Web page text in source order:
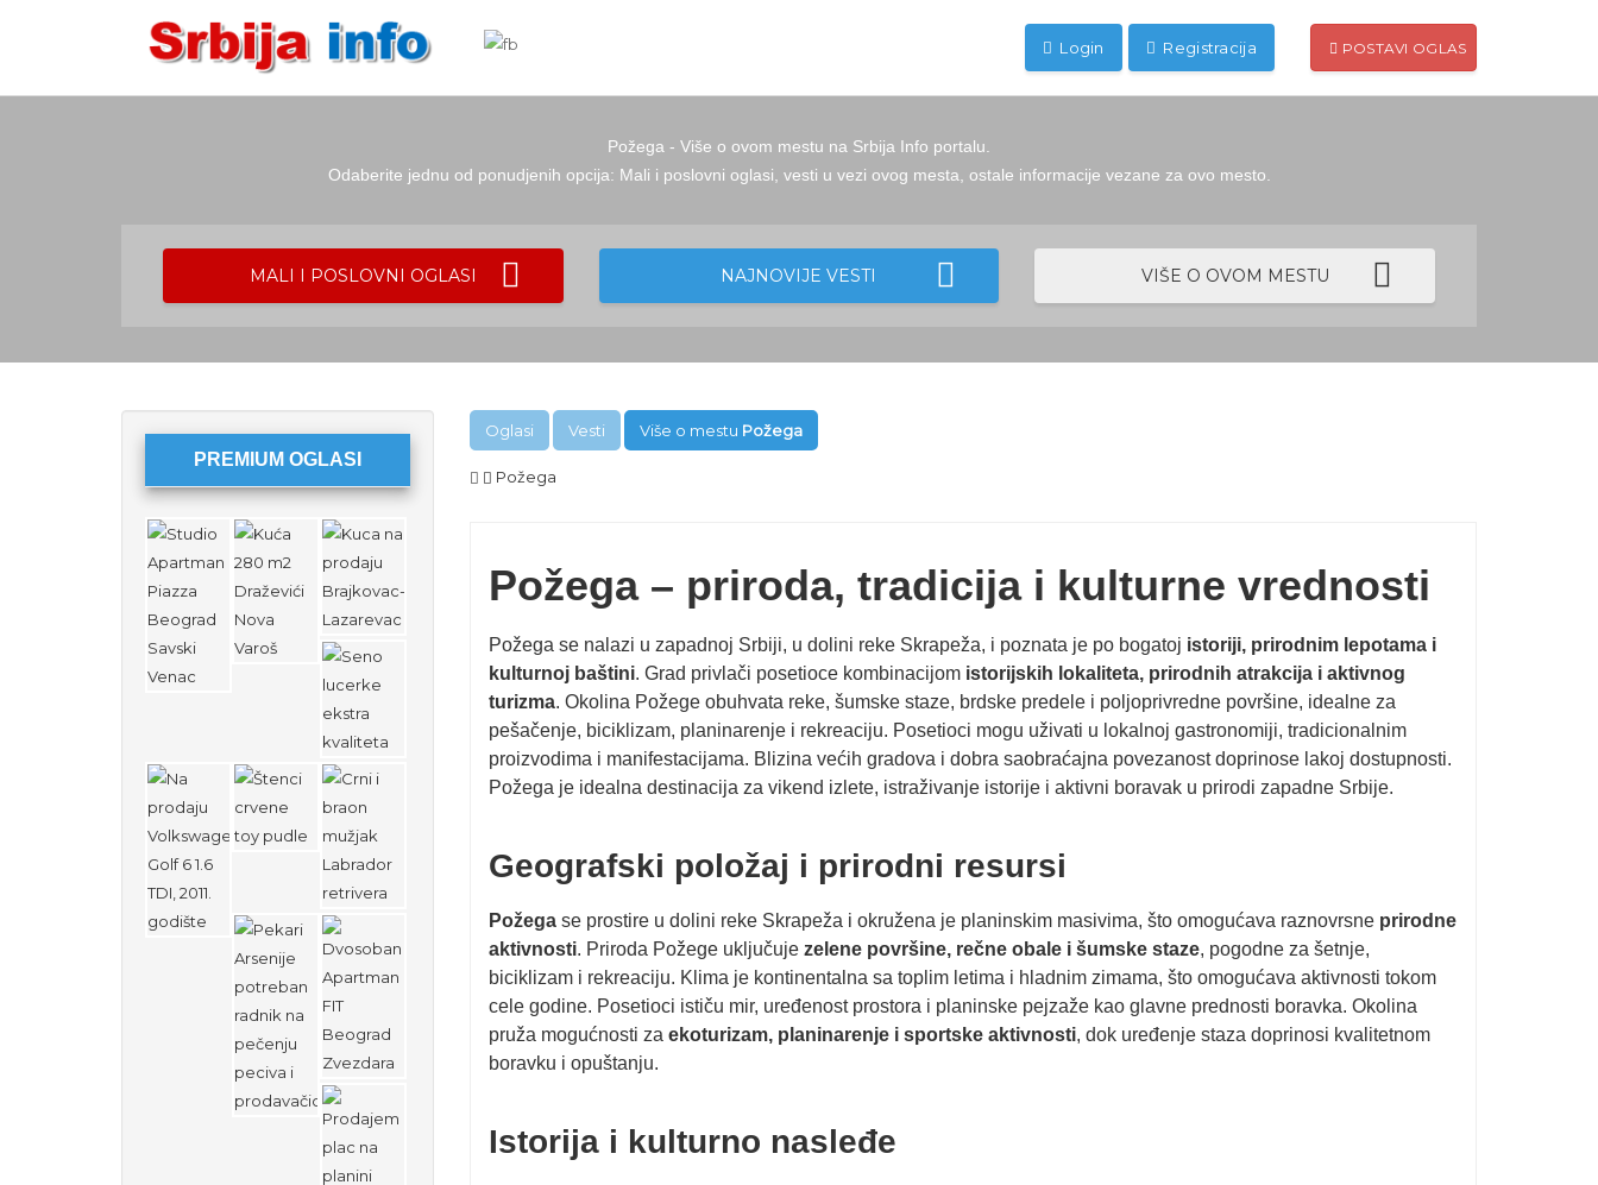
Login Registracija POSTAVI OGLAS
Požega - Više o ovom mestu na Srbija Info portalu.
Odaberite jednu od ponudjenih opcija: Mali i poslovni oglasi, vesti u vezi ovog mesta, ostale informacije vezane za ovo mesto.
MALI I POSLOVNI OGLASI NAJNOVIJE VESTI VIŠE O OVOM MESTU
PREMIUM OGLASI
Oglasi Vesti Više o mestu Požega
Požega
Požega – priroda, tradicija i kulturne vrednosti
Požega se nalazi u zapadnoj Srbiji, u dolini reke Skrapeža, i poznata je po bogatoj istoriji, prirodnim lepotama i
kulturnoj baštini. Grad privlači posetioce kombinacijom istorijskih lokaliteta, prirodnih atrakcija i aktivnog
turizma. Okolina Požege obuhvata reke, šumske staze, brdske predele i poljoprivredne površine, idealne za
pešačenje, biciklizam, planinarenje i rekreaciju. Posetioci mogu uživati u lokalnoj gastronomiji, tradicionalnim
proizvodima i manifestacijama. Blizina većih gradova i dobra saobraćajna povezanost doprinose lakoj dostupnosti.
Požega je idealna destinacija za vikend izlete, istraživanje istorije i aktivni boravak u prirodi zapadne Srbije.
Geografski položaj i prirodni resursi
Požegase prostire u dolini reke Skrapeža i okružena je planinskim masivima, što omogućava raznovrsne prirodne
aktivnosti. Priroda Požege uključuje zelene površine, rečne obale i šumske staze, pogodne za šetnje,
biciklizam i rekreaciju. Klima je kontinentalna sa toplim letima i hladnim zimama, što omogućava aktivnosti tokom
cele godine. Posetioci ističu mir, uređenost prostora i planinske pejzaže kao glavne prednosti boravka. Okolina
pruža mogućnosti za ekoturizam, planinarenje i sportske aktivnosti, dok uređenje staza doprinosi kvalitetnom
boravku i opuštanju.
Istorija i kulturno nasleđe